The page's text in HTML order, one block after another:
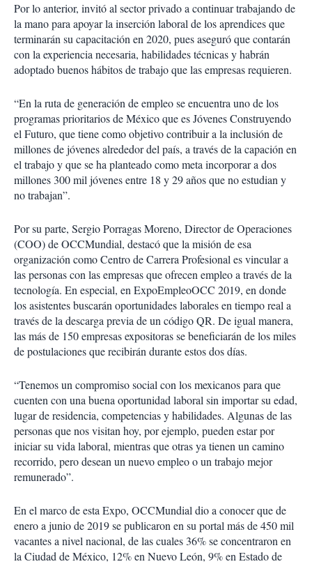
Por lo anterior, invitó al sector privado a continuar trabajando de
la mano para apoyar la inserción laboral de los aprendices que
terminarán su capacitación en 2020, pues aseguró que contarán
con la experiencia necesaria, habilidades técnicas y habrán
adoptado buenos hábitos de trabajo que las empresas requieren.
“En la ruta de generación de empleo se encuentra uno de los
programas prioritarios de México que es Jóvenes Construyendo
el Futuro, que tiene como objetivo contribuir a la inclusión de
millones de jóvenes alrededor del país, a través de la capación en
el trabajo y que se ha planteado como meta incorporar a dos
millones 300 mil jóvenes entre 18 y 29 años que no estudian y
no trabajan”.
Por su parte, Sergio Porragas Moreno, Director de Operaciones
(COO) de OCCMundial, destacó que la misión de esa
organización como Centro de Carrera Profesional es vincular a
las personas con las empresas que ofrecen empleo a través de la
tecnología. En especial, en ExpoEmpleoOCC 2019, en donde
los asistentes buscarán oportunidades laborales en tiempo real a
través de la descarga previa de un código QR. De igual manera,
las más de 150 empresas expositoras se beneficiarán de los miles
de postulaciones que recibirán durante estos dos días.
“Tenemos un compromiso social con los mexicanos para que
cuenten con una buena oportunidad laboral sin importar su edad,
lugar de residencia, competencias y habilidades. Algunas de las
personas que nos visitan hoy, por ejemplo, pueden estar por
iniciar su vida laboral, mientras que otras ya tienen un camino
recorrido, pero desean un nuevo empleo o un trabajo mejor
remunerado”.
En el marco de esta Expo, OCCMundial dio a conocer que de
enero a junio de 2019 se publicaron en su portal más de 450 mil
vacantes a nivel nacional, de las cuales 36% se concentraron en
la Ciudad de México, 12% en Nuevo León, 9% en Estado de